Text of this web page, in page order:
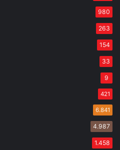
980
263
154
33
9
421
6.841
4.987
1.458